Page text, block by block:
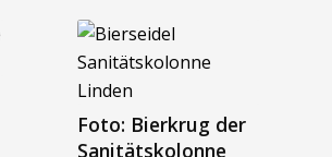
Foto: Bierkrug der
Sanitätskolonne